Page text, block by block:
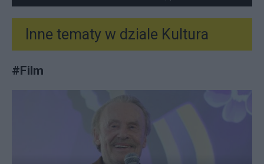
Inne tematy w dziale Kultura
#Film